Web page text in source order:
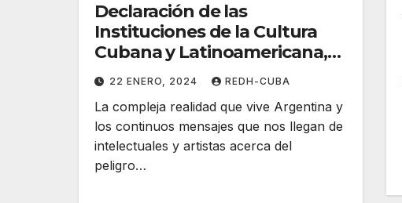
Declaración de las
Instituciones de la Cultura
Cubana y Latinoamericana,
ante la compleja realidad que
vive Argentina
22 ENERO, 2024 REDH-CUBA
La compleja realidad que vive Argentina y
los continuos mensajes que nos llegan de
intelectuales y artistas acerca del
peligro…